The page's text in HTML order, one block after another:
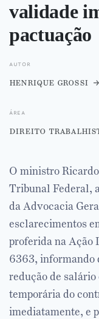
validade
pactuação
autor
henrique grossi
área
direito
O ministro
Tribunal Federal,
da Advocacia
esclarecimentos
proferida na Ação
6363, informando
redução de salário
temporária do
imediatamente, e